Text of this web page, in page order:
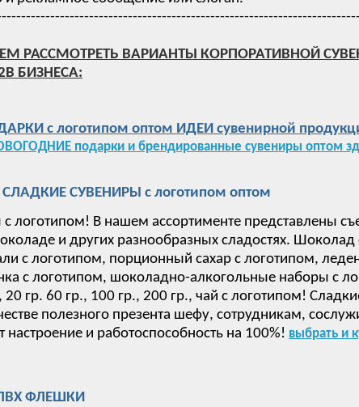
РАССМОТРЕТЬ ВАРИАНТЫ КОРПОРАТИВНОЙ
БИЗНЕСА:
с логотипом оптом ИДЕИ сувенирной
подарки и брендированные сувениры оптом
СУВЕНИРЫ с логотипом оптом
логотипом! В нашем ассортименте представлены
и других разнообразных сладостях.
с логотипом, порционный сахар с логотипом,
с логотипом, шоколадно-алкогольные наборы с
20 гр. 60 гр., 100 гр., 200 гр., чай с логотипом!
полезного презента шефу, сотрудникам,
и работоспособность на 100%! выбрать и
ФЛЕШКИ